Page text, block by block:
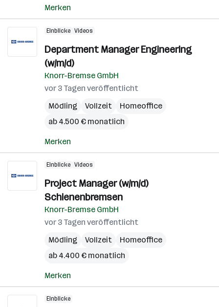
Merken
Einblicke Videos
Department Manager Engineering
(w/m/d)
Knorr-Bremse GmbH
vor 3 Tagen veröffentlicht
Mödling
Vollzeit
Homeoffice
ab 4.500 € monatlich
Merken
Einblicke Videos
Project Manager (w/m/d)
Schienenbremsen
Knorr-Bremse GmbH
vor 3 Tagen veröffentlicht
Mödling
Vollzeit
Homeoffice
ab 4.400 € monatlich
Merken
Einblicke